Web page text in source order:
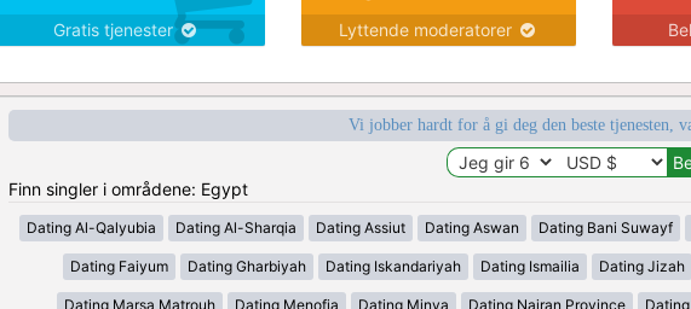
Gratis tjenester Lyttende moderatorer
Vi jobber hardt for å gi deg den beste tjenesten,
Finn singler i områdene: Egypt
Dating Al-Qalyubia Dating Al-Sharqia Dating Assiut Dating Aswan Dating Bani Suwayf
Dating Faiyum Dating Gharbiyah Dating Iskandariyah Dating Ismailia Dating Jizah
Dating Marsa Matrouh Dating Menofia Dating Minya Dating Najran Province